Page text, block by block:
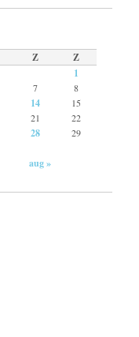
Z
Z
1
7
8
14
15
21
22
28
29
aug »